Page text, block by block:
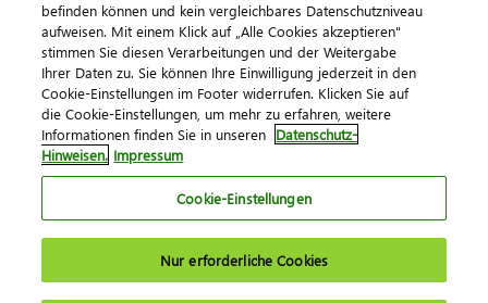
© 2026 DATEV eG
ImpressumDatenschutzAGB Kontakt
Cookie-Einstellungen
befinden können und kein vergleichbares Datenschutzniveau
aufweisen. Mit einem Klick auf „Alle Cookies akzeptieren"
stimmen Sie diesen Verarbeitungen und der Weitergabe
Ihrer Daten zu. Sie können Ihre Einwilligung jederzeit in den
Cookie-Einstellungen im Footer widerrufen. Klicken Sie auf
die Cookie-Einstellungen, um mehr zu erfahren, weitere
Informationen finden Sie in unseren Datenschutz-
Hinweisen. Impressum
Cookie-Einstellungen
Nur erforderliche Cookies